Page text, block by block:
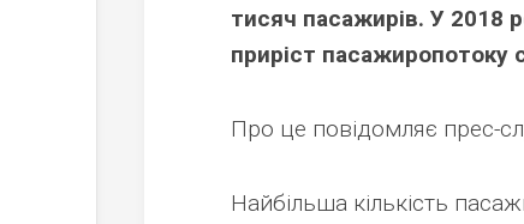
тисяч пасажирів. У 2018
приріст пасажиропотоку
Про це повідомляє прес-
Найбільша кількість